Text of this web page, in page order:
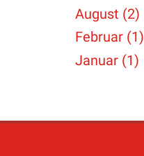
August (2)
Februar (1)
Januar (1)